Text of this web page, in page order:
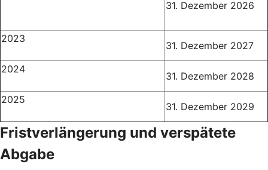
31. Dezember 2026
2023
31. Dezember 2027
2024
31. Dezember 2028
2025
31. Dezember 2029
Fristverlängerung und verspätete
Abgabe